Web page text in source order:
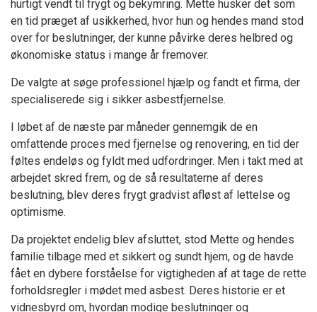
hurtigt vendt til frygt og bekymring. Mette husker det som
en tid præget af usikkerhed, hvor hun og hendes mand stod
over for beslutninger, der kunne påvirke deres helbred og
økonomiske status i mange år fremover.
De valgte at søge professionel hjælp og fandt et firma, der
specialiserede sig i sikker asbestfjernelse.
I løbet af de næste par måneder gennemgik de en
omfattende proces med fjernelse og renovering, en tid der
føltes endeløs og fyldt med udfordringer. Men i takt med at
arbejdet skred frem, og de så resultaterne af deres
beslutning, blev deres frygt gradvist afløst af lettelse og
optimisme.
Da projektet endelig blev afsluttet, stod Mette og hendes
familie tilbage med et sikkert og sundt hjem, og de havde
fået en dybere forståelse for vigtigheden af at tage de rette
forholdsregler i mødet med asbest. Deres historie er et
vidnesbyrd om, hvordan modige beslutninger og